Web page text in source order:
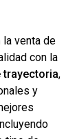
venta de
con la
trayectoria,
y